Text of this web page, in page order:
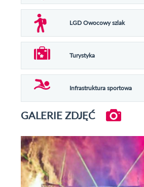
LGD Owocowy szlak
Turystyka
Infrastruktura sportowa
GALERIE ZDJĘĆ